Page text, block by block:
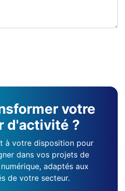
votre
d'activité ?
à votre disposition pour
dans vos projets de
adaptés aux
de votre secteur.